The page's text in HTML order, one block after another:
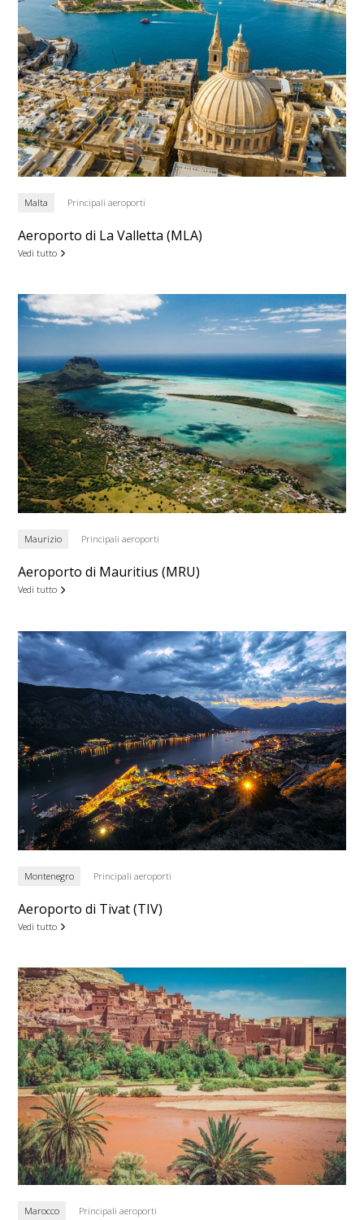
Malta Principali aeroporti
Aeroporto di La Valletta (MLA)
Vedi tutto
Maurizio Principali aeroporti
Aeroporto di Mauritius (MRU)
Vedi tutto
Montenegro Principali aeroporti
Aeroporto di Tivat (TIV)
Vedi tutto
Marocco Principali aeroporti